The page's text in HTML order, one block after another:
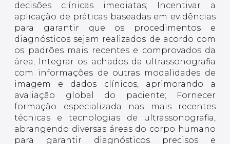
decisões clínicas imediatas; Incentivar a
aplicação de práticas baseadas em evidências
para garantir que os procedimentos e
diagnósticos sejam realizados de acordo com
os padrões mais recentes e comprovados da
área; Integrar os achados da ultrassonografia
com informações de outras modalidades de
imagem e dados clínicos, aprimorando a
avaliação global do paciente; Fornecer
formação especializada nas mais recentes
técnicas e tecnologias de ultrassonografia,
abrangendo diversas áreas do corpo humano
para garantir diagnósticos precisos e